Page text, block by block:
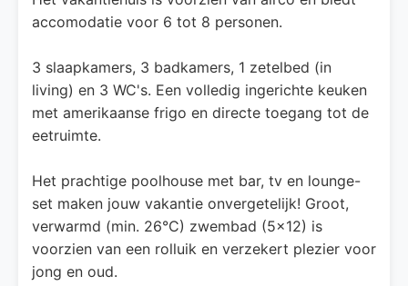
accomodatie voor 6 tot 8 personen.
3 slaapkamers, 3 badkamers, 1 zetelbed (in
living) en 3 WC's. Een volledig ingerichte keuken
met amerikaanse frigo en directe toegang tot de
eetruimte.
Het prachtige poolhouse met bar, tv en lounge-
set maken jouw vakantie onvergetelijk! Groot,
verwarmd (min. 26°C) zwembad (5x12) is
voorzien van een rolluik en verzekert plezier voor
jong en oud.